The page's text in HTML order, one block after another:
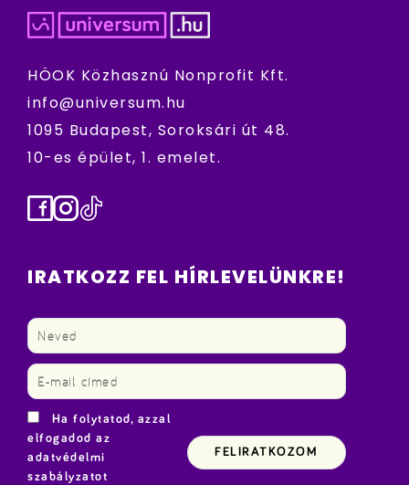
HÖOK Közhasznú Nonprofit Kft.
info@universum.hu
1095 Budapest, Soroksári út 48.
10-es épület, 1. emelet.
Facebook
Instagram
TikTok
IRATKOZZ FEL HÍRLEVELÜNKRE!
Ha folytatod, azzal
elfogadod az
adatvédelmi
szabályzatot